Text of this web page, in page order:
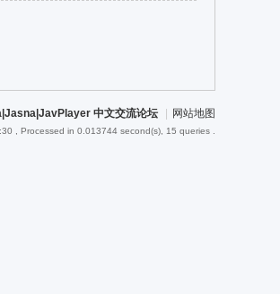
中文交流论坛 网站地图
, Processed in 0.013744 second(s), 15 queries .